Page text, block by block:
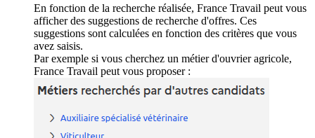
En fonction de la recherche réalisée, France Travail peut vous
afficher des suggestions de recherche d'offres. Ces
suggestions sont calculées en fonction des critères que vous
avez saisis.
Par exemple si vous cherchez un métier d'ouvrier agricole,
France Travail peut vous proposer :